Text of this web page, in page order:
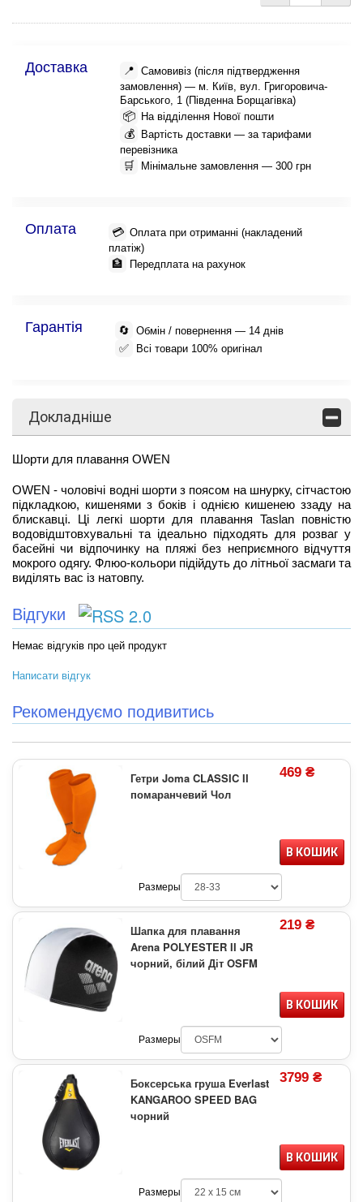
Доставка 📍 Самовивіз (після підтвердження
замовлення) — м. Київ, вул. Григоровича-
Барського, 1 (Південна Борщагівка)
📦 На відділення Нової пошти
💰
Вартість доставки — за тарифами
перевізника
🛒 Мінімальне замовлення — 300 грн
Оплата 💳 Оплата при отриманні (накладений
платіж)
🏦 Передплата на рахунок
Гарантія 🔄 Обмін / повернення — 14 днів
✅ Всі товари 100% оригінал
Докладніше
Шорти для плавання OWEN
OWEN - чоловічі водні шорти з поясом на шнурку, сітчастою
підкладкою, кишенями з боків і однією кишенею ззаду на
блискавці. Ці легкі шорти для плавання Taslan повністю
водовідштовхувальні та ідеально підходять для розваг у
басейні чи відпочинку на пляжі без неприємного відчуття
мокрого одягу. Флюо-кольори підійдуть до літньої засмаги та
виділять вас із натовпу.
Відгуки
Немає відгуків про цей продукт
Написати відгук
Рекомендуємо подивитись
Гетри Joma CLASSIC II
помаранчевий Чол
469 ₴
В КОШИК
Размеры
Шапка для плавання
Arena POLYESTER II JR
чорний, білий Діт OSFM
219 ₴
В КОШИК
Размеры
Боксерська груша Everlast
KANGAROO SPEED BAG
чорний
3799 ₴
В КОШИК
Размеры